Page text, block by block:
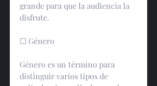
grande para que la audiencia la
disfrute.
☐ Género
Género es un término para
distinguir varios tipos de